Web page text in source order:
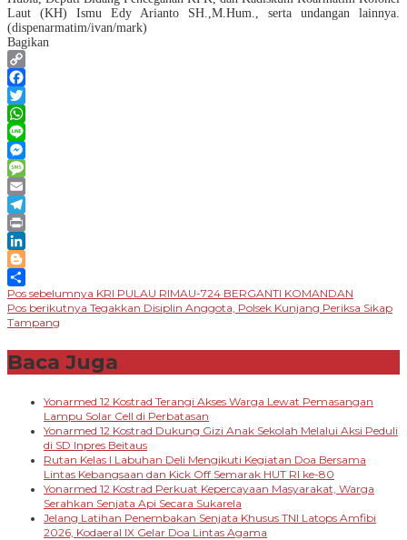
Laut (KH) Ismu Edy Arianto SH.,M.Hum., serta undangan lainnya.
(dispenarmatim/ivan/mark)
Bagikan
Copy
Link
Facebook
Twitter
WhatsApp
Line
Messenger
Message
Email
Telegram
Print
LinkedIn
Blogger
Share
Navigasi
pos
Pos sebelumnya KRI PULAU RIMAU-724 BERGANTI KOMANDAN
Pos berikutnya Tegakkan Disiplin Anggota, Polsek Kunjang Periksa Sikap
Tampang
Baca Juga
Yonarmed 12 Kostrad Terangi Akses Warga Lewat Pemasangan
Lampu Solar Cell di Perbatasan
Yonarmed 12 Kostrad Dukung Gizi Anak Sekolah Melalui Aksi Peduli
di SD Inpres Beitaus
Rutan Kelas I Labuhan Deli Mengikuti Kegiatan Doa Bersama
Lintas Kebangsaan dan Kick Off Semarak HUT RI ke-80
Yonarmed 12 Kostrad Perkuat Kepercayaan Masyarakat, Warga
Serahkan Senjata Api Secara Sukarela
Jelang Latihan Penembakan Senjata Khusus TNI Latops Amfibi
2026, Kodaeral IX Gelar Doa Lintas Agama